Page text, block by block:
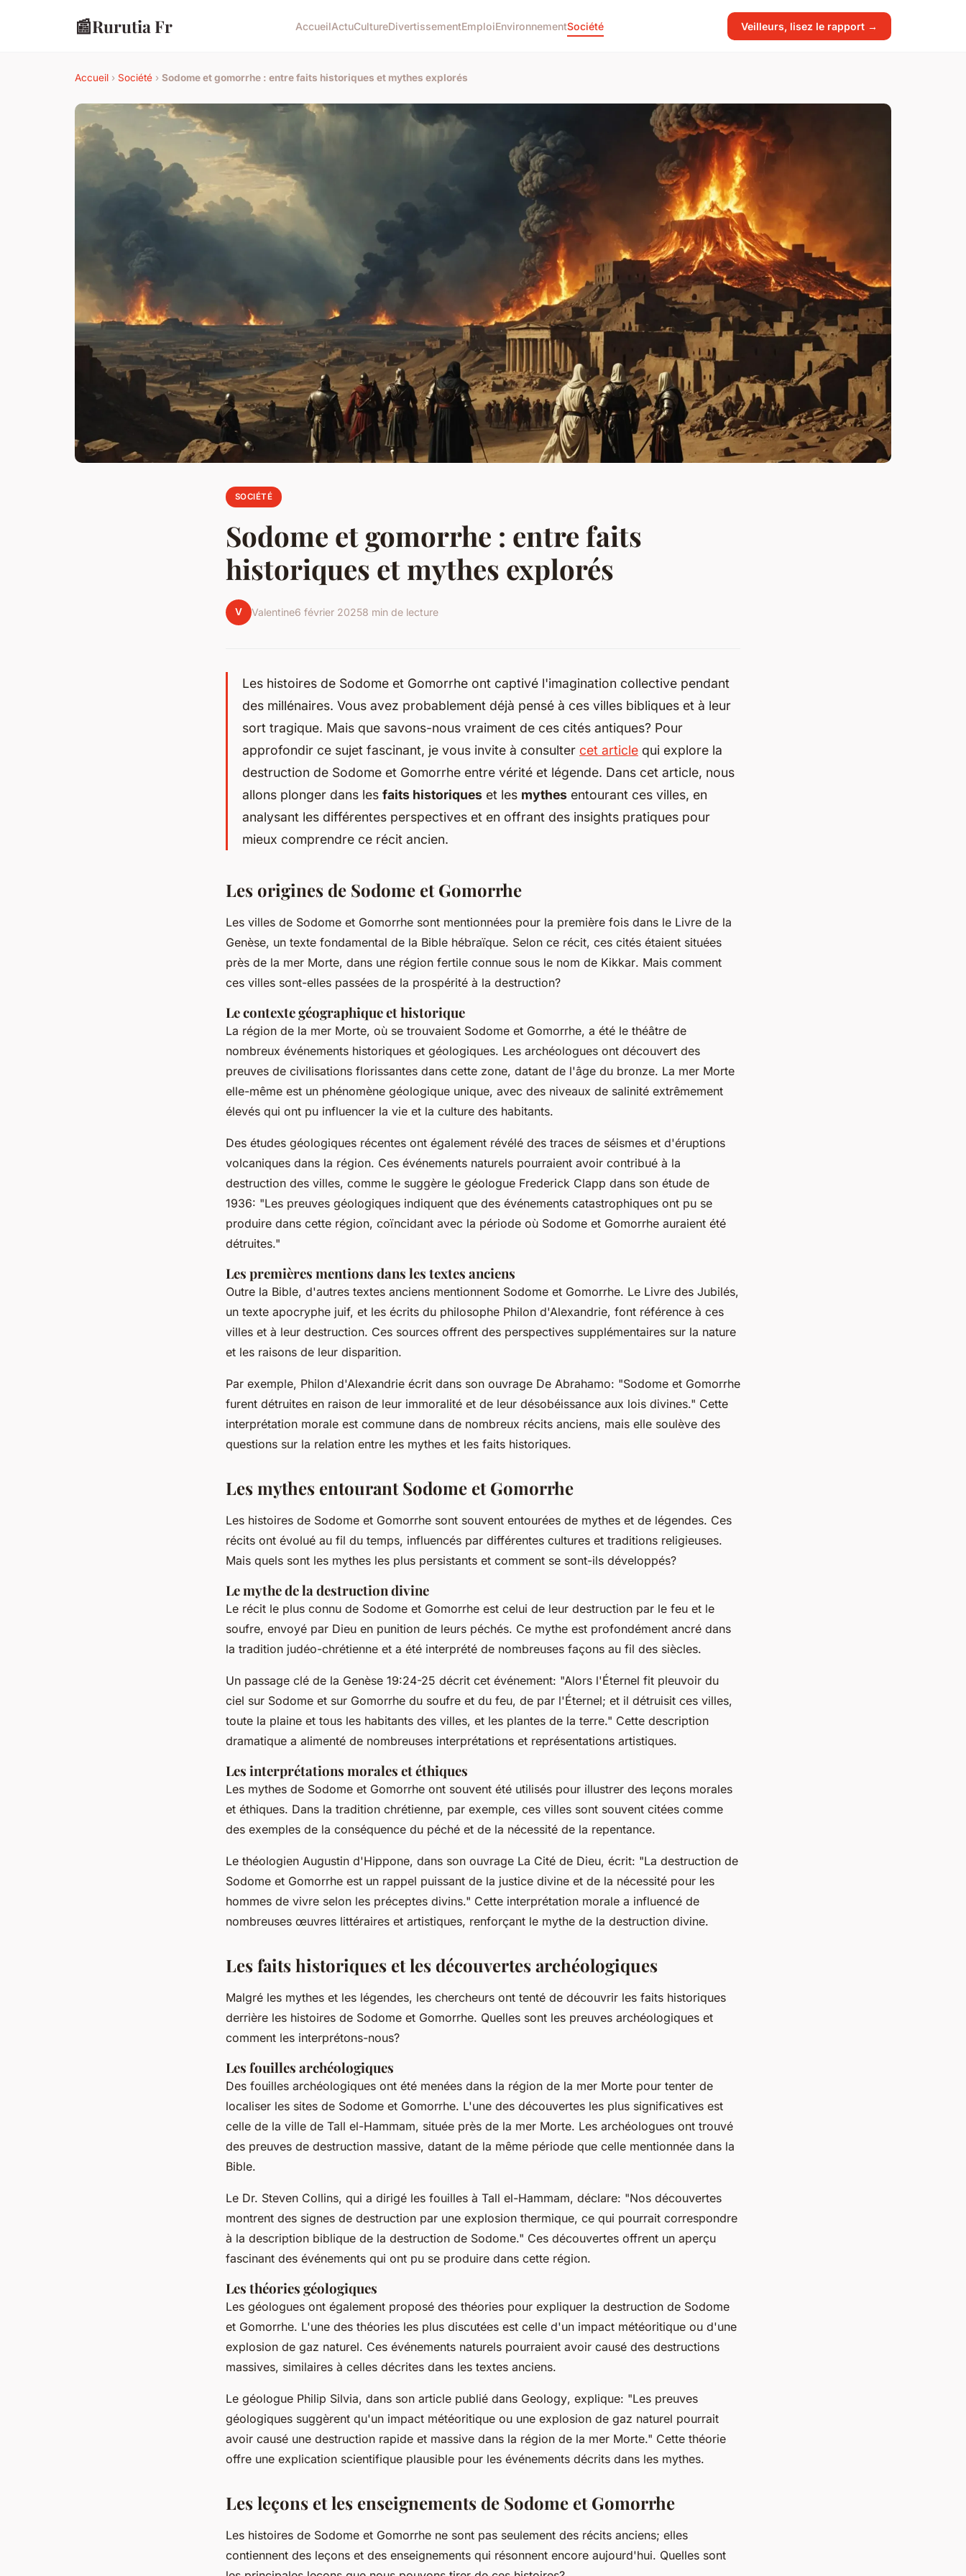
📰Rurutia Fr AccueilActuCultureDivertissementEmploiEnvironnementSociété Veilleurs, lisez le rapport →
Accueil › Société › Sodome et gomorrhe : entre faits historiques et mythes explorés
SOCIÉTÉ
Sodome et gomorrhe : entre faits
historiques et mythes explorés
V Valentine6 février 20258 min de lecture
Les histoires de Sodome et Gomorrhe ont captivé l'imagination collective pendant
des millénaires. Vous avez probablement déjà pensé à ces villes bibliques et à leur
sort tragique. Mais que savons-nous vraiment de ces cités antiques? Pour
approfondir ce sujet fascinant, je vous invite à consulter cet article qui explore la
destruction de Sodome et Gomorrhe entre vérité et légende. Dans cet article, nous
allons plonger dans les faits historiques et les mythes entourant ces villes, en
analysant les différentes perspectives et en offrant des insights pratiques pour
mieux comprendre ce récit ancien.
Les origines de Sodome et Gomorrhe
Les villes de Sodome et Gomorrhe sont mentionnées pour la première fois dans le Livre de la
Genèse, un texte fondamental de la Bible hébraïque. Selon ce récit, ces cités étaient situées
près de la mer Morte, dans une région fertile connue sous le nom de Kikkar. Mais comment
ces villes sont-elles passées de la prospérité à la destruction?
Le contexte géographique et historique
La région de la mer Morte, où se trouvaient Sodome et Gomorrhe, a été le théâtre de
nombreux événements historiques et géologiques. Les archéologues ont découvert des
preuves de civilisations florissantes dans cette zone, datant de l'âge du bronze. La mer Morte
elle-même est un phénomène géologique unique, avec des niveaux de salinité extrêmement
élevés qui ont pu influencer la vie et la culture des habitants.
Des études géologiques récentes ont également révélé des traces de séismes et d'éruptions
volcaniques dans la région. Ces événements naturels pourraient avoir contribué à la
destruction des villes, comme le suggère le géologue Frederick Clapp dans son étude de
1936: "Les preuves géologiques indiquent que des événements catastrophiques ont pu se
produire dans cette région, coïncidant avec la période où Sodome et Gomorrhe auraient été
détruites."
Les premières mentions dans les textes anciens
Outre la Bible, d'autres textes anciens mentionnent Sodome et Gomorrhe. Le Livre des Jubilés,
un texte apocryphe juif, et les écrits du philosophe Philon d'Alexandrie, font référence à ces
villes et à leur destruction. Ces sources offrent des perspectives supplémentaires sur la nature
et les raisons de leur disparition.
Par exemple, Philon d'Alexandrie écrit dans son ouvrage De Abrahamo: "Sodome et Gomorrhe
furent détruites en raison de leur immoralité et de leur désobéissance aux lois divines." Cette
interprétation morale est commune dans de nombreux récits anciens, mais elle soulève des
questions sur la relation entre les mythes et les faits historiques.
Les mythes entourant Sodome et Gomorrhe
Les histoires de Sodome et Gomorrhe sont souvent entourées de mythes et de légendes. Ces
récits ont évolué au fil du temps, influencés par différentes cultures et traditions religieuses.
Mais quels sont les mythes les plus persistants et comment se sont-ils développés?
Le mythe de la destruction divine
Le récit le plus connu de Sodome et Gomorrhe est celui de leur destruction par le feu et le
soufre, envoyé par Dieu en punition de leurs péchés. Ce mythe est profondément ancré dans
la tradition judéo-chrétienne et a été interprété de nombreuses façons au fil des siècles.
Un passage clé de la Genèse 19:24-25 décrit cet événement: "Alors l'Éternel fit pleuvoir du
ciel sur Sodome et sur Gomorrhe du soufre et du feu, de par l'Éternel; et il détruisit ces villes,
toute la plaine et tous les habitants des villes, et les plantes de la terre." Cette description
dramatique a alimenté de nombreuses interprétations et représentations artistiques.
Les interprétations morales et éthiques
Les mythes de Sodome et Gomorrhe ont souvent été utilisés pour illustrer des leçons morales
et éthiques. Dans la tradition chrétienne, par exemple, ces villes sont souvent citées comme
des exemples de la conséquence du péché et de la nécessité de la repentance.
Le théologien Augustin d'Hippone, dans son ouvrage La Cité de Dieu, écrit: "La destruction de
Sodome et Gomorrhe est un rappel puissant de la justice divine et de la nécessité pour les
hommes de vivre selon les préceptes divins." Cette interprétation morale a influencé de
nombreuses œuvres littéraires et artistiques, renforçant le mythe de la destruction divine.
Les faits historiques et les découvertes archéologiques
Malgré les mythes et les légendes, les chercheurs ont tenté de découvrir les faits historiques
derrière les histoires de Sodome et Gomorrhe. Quelles sont les preuves archéologiques et
comment les interprétons-nous?
Les fouilles archéologiques
Des fouilles archéologiques ont été menées dans la région de la mer Morte pour tenter de
localiser les sites de Sodome et Gomorrhe. L'une des découvertes les plus significatives est
celle de la ville de Tall el-Hammam, située près de la mer Morte. Les archéologues ont trouvé
des preuves de destruction massive, datant de la même période que celle mentionnée dans la
Bible.
Le Dr. Steven Collins, qui a dirigé les fouilles à Tall el-Hammam, déclare: "Nos découvertes
montrent des signes de destruction par une explosion thermique, ce qui pourrait correspondre
à la description biblique de la destruction de Sodome." Ces découvertes offrent un aperçu
fascinant des événements qui ont pu se produire dans cette région.
Les théories géologiques
Les géologues ont également proposé des théories pour expliquer la destruction de Sodome
et Gomorrhe. L'une des théories les plus discutées est celle d'un impact météoritique ou d'une
explosion de gaz naturel. Ces événements naturels pourraient avoir causé des destructions
massives, similaires à celles décrites dans les textes anciens.
Le géologue Philip Silvia, dans son article publié dans Geology, explique: "Les preuves
géologiques suggèrent qu'un impact météoritique ou une explosion de gaz naturel pourrait
avoir causé une destruction rapide et massive dans la région de la mer Morte." Cette théorie
offre une explication scientifique plausible pour les événements décrits dans les mythes.
Les leçons et les enseignements de Sodome et Gomorrhe
Les histoires de Sodome et Gomorrhe ne sont pas seulement des récits anciens; elles
contiennent des leçons et des enseignements qui résonnent encore aujourd'hui. Quelles sont